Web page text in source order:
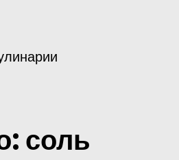
соль